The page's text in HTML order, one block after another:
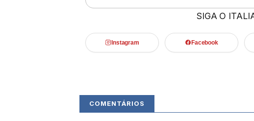
SIGA O
Instagram Facebook